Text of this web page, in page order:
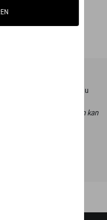
uit ons Tequipment
gamma te ontdekken kan u
u de online shop en kan